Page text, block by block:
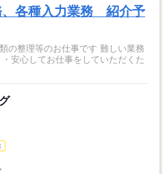
、各種入力業務 紹介予
の整理等のお仕事です 難しい業務